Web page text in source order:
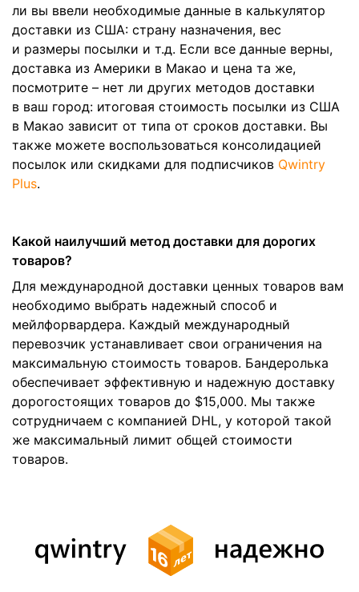
ли вы ввели необходимые данные в калькулятор
доставки из США: страну назначения, вес
и размеры посылки и т.д. Если все данные верны,
доставка из Америки в Макао и цена та же,
посмотрите – нет ли других методов доставки
в ваш город: итоговая стоимость посылки из США
в Макао зависит от типа от сроков доставки. Вы
также можете воспользоваться консолидацией
посылок или скидками для подписчиков Qwintry
Plus.
Какой наилучший метод доставки для дорогих
товаров?
Для международной доставки ценных товаров вам
необходимо выбрать надежный способ и
мейлфорвардера. Каждый международный
перевозчик устанавливает свои ограничения на
максимальную стоимость товаров. Бандеролька
обеспечивает эффективную и надежную доставку
дорогостоящих товаров до $15,000. Мы также
сотрудничаем с компанией DHL, у которой такой
же максимальный лимит общей стоимости
товаров.